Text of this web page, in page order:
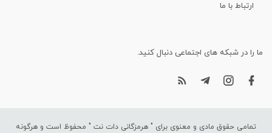
ارتباط با ما
ما را در شبکه های اجتماعی دنبال کنید.
تمامی حقوق مادی و معنوی برای " هرمزگانی دات نت " محفوظ است و هرگونه